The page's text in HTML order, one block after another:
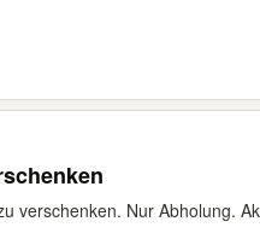
verschenken. Nur Abholung.